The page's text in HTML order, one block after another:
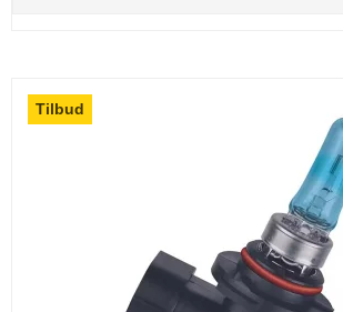
Tilbud